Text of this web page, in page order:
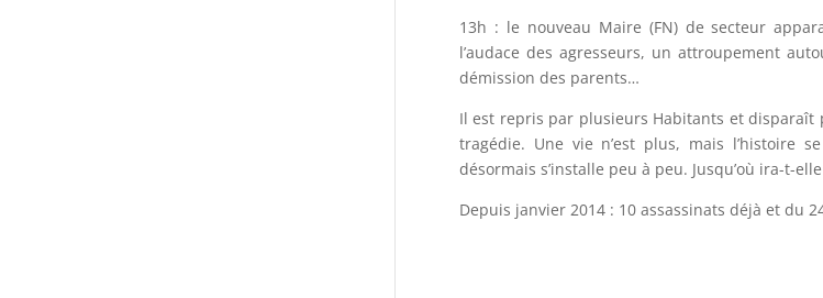
13h : le nouveau Maire (FN) de secteur
l’audace des agresseurs, un attroupement
démission des parents…
Il est repris par plusieurs Habitants et disparaît
tragédie. Une vie n’est plus, mais l’histoire
désormais s’installe peu à peu. Jusqu’où ira-t-elle
Depuis janvier 2014 : 10 assassinats déjà et du